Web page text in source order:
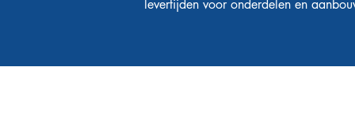
levertijden voor onderdelen en